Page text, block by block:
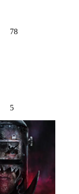
78
5